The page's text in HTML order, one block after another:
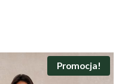
Promocja!